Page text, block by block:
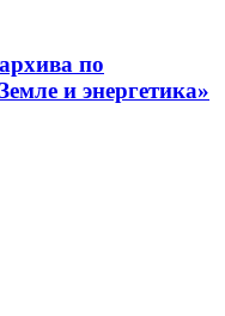
по
и энергетика»